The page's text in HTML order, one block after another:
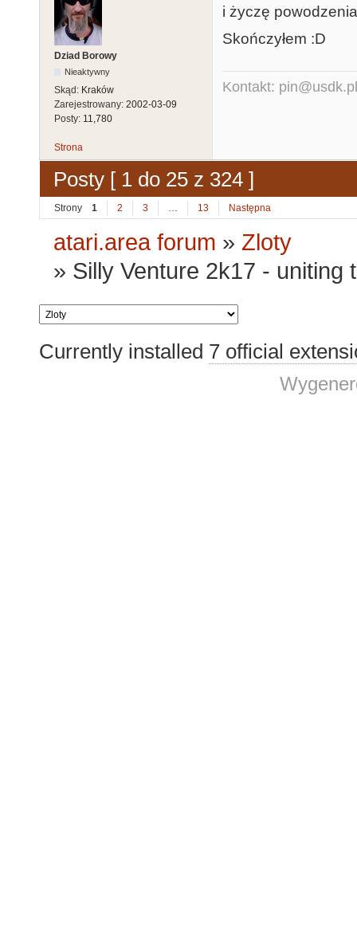
Dziad Borowy
Nieaktywny
Skąd: Kraków
Zarejestrowany: 2002-03-09
Posty: 11,780
i życzę
Skończyłem :D
Kontakt: pin@usdk.pl
Strona
Posty [ 1 do 25 z 324 ]
Strony 1 2 3 … 13 Następna
atari.area forum » Zloty
» Silly Venture 2k17 - uniting
Currently installed 7 official